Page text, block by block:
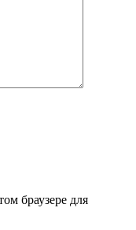
браузере для